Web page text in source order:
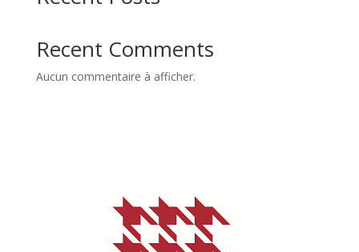
Recent Comments
Aucun commentaire à afficher.